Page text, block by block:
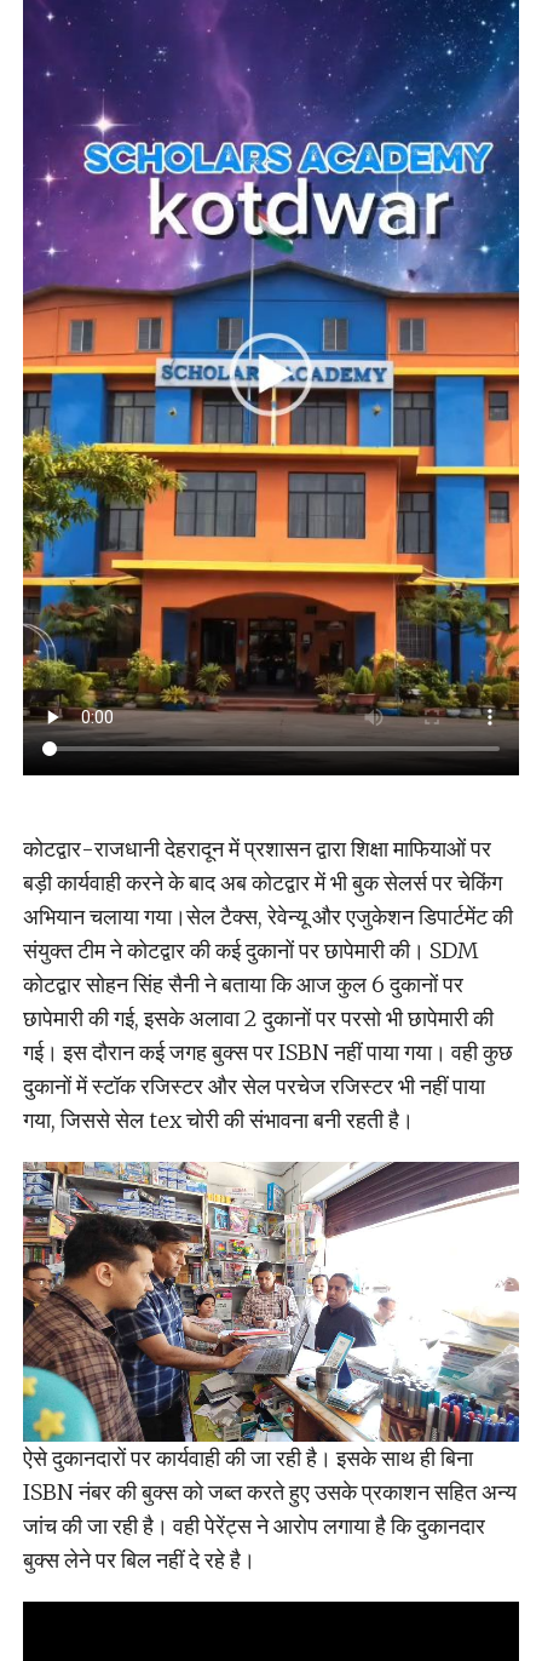
कोटद्वार-राजधानी देहरादून में प्रशासन द्वारा शिक्षा माफियाओं पर
बड़ी कार्यवाही करने के बाद अब कोटद्वार में भी बुक सेलर्स पर चेकिंग
अभियान चलाया गया।सेल टैक्स, रेवेन्यू और एजुकेशन डिपार्टमेंट की
संयुक्त टीम ने कोटद्वार की कई दुकानों पर छापेमारी की। SDM
कोटद्वार सोहन सिंह सैनी ने बताया कि आज कुल 6 दुकानों पर
छापेमारी की गई, इसके अलावा 2 दुकानों पर परसो भी छापेमारी की
गई। इस दौरान कई जगह बुक्स पर ISBN नहीं पाया गया। वही कुछ
दुकानों में स्टॉक रजिस्टर और सेल परचेज रजिस्टर भी नहीं पाया
गया, जिससे सेल tex चोरी की संभावना बनी रहती है।
ऐसे दुकानदारों पर कार्यवाही की जा रही है। इसके साथ ही बिना
ISBN नंबर की बुक्स को जब्त करते हुए उसके प्रकाशन सहित अन्य
जांच की जा रही है। वही पेरेंट्स ने आरोप लगाया है कि दुकानदार
बुक्स लेने पर बिल नहीं दे रहे है।